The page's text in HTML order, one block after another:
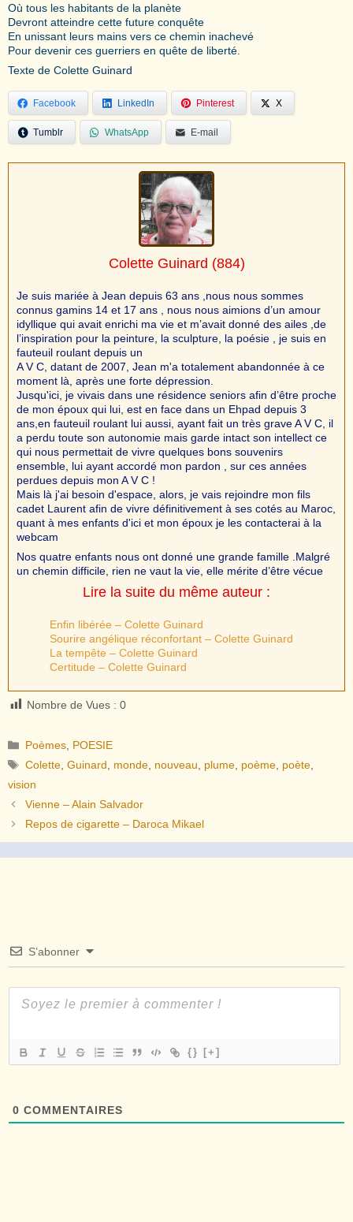
Où tous les habitants de la planète
Devront atteindre cette future conquête
En unissant leurs mains vers ce chemin inachevé
Pour devenir ces guerriers en quête de liberté.
Texte de Colette Guinard
Facebook LinkedIn Pinterest X
Tumblr WhatsApp E-mail
Colette Guinard (884)
Je suis mariée à Jean depuis 63 ans ,nous nous sommes
connus gamins 14 et 17 ans , nous nous aimions d’un amour
idyllique qui avait enrichi ma vie et m’avait donné des ailes ,de
l’inspiration pour la peinture, la sculpture, la poésie , je suis en
fauteuil roulant depuis un
A V C, datant de 2007, Jean m'a totalement abandonnée à ce
moment là, après une forte dépression.
Jusqu'ici, je vivais dans une résidence seniors afin d’être proche
de mon époux qui lui, est en face dans un Ehpad depuis 3
ans,en fauteuil roulant lui aussi, ayant fait un très grave A V C, il
a perdu toute son autonomie mais garde intact son intellect ce
qui nous permettait de vivre quelques bons souvenirs
ensemble, lui ayant accordé mon pardon , sur ces années
perdues depuis mon A V C !
Mais là j'ai besoin d'espace, alors, je vais rejoindre mon fils
cadet Laurent afin de vivre définitivement à ses cotés au Maroc,
quant à mes enfants d'ici et mon époux je les contacterai à la
webcam
Nos quatre enfants nous ont donné une grande famille .Malgré
un chemin difficile, rien ne vaut la vie, elle mérite d’être vécue
Lire la suite du même auteur :
Enfin libérée – Colette Guinard
Sourire angélique réconfortant – Colette Guinard
La tempête – Colette Guinard
Certitude – Colette Guinard
Nombre de Vues : 0
Catégories
Poèmes POESIE
Étiquettes
Colette ,Guinard monde nouveau plume poème poète
vision
Vienne – Alain Salvador
Repos de cigarette – Daroca Mikael
S’abonner
{} [+]
0 COMMENTAIRES